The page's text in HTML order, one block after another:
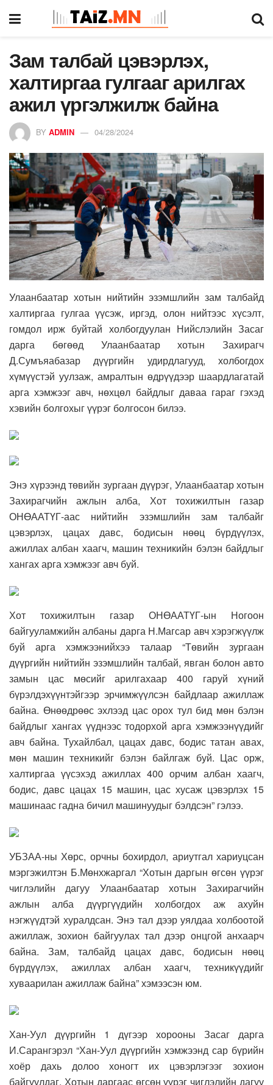
Зам талбай цэвэрлэх,
халтиргаа гулгааг арилгах
ажил үргэлжилж байна
BY ADMIN 04/28/2024
Улаанбаатар хотын нийтийн эзэмшлийн зам талбайд
халтиргаа гулгаа үүсэж, иргэд, олон нийтээс хүсэлт,
гомдол ирж буйтай холбогдуулан Нийслэлийн Засаг
дарга бөгөөд Улаанбаатар хотын Захирагч
Д.Сумъяабазар дүүргийн удирдлагууд, холбогдох
хүмүүстэй уулзаж, амралтын өдрүүдээр шаардлагатай
арга хэмжээг авч, нөхцөл байдлыг даваа гараг гэхэд
хэвийн болгохыг үүрэг болгосон билээ.
Энэ хүрээнд төвийн зургаан дүүрэг, Улаанбаатар хотын
Захирагчийн ажлын алба, Хот тохижилтын газар
ОНӨААТҮГ-аас нийтийн эзэмшлийн зам талбайг
цэвэрлэх, цацах давс, бодисын нөөц бүрдүүлэх,
ажиллах албан хаагч, машин техникийн бэлэн байдлыг
хангах арга хэмжээг авч буй.
Хот тохижилтын газар ОНӨААТҮГ-ын Ногоон
байгууламжийн албаны дарга Н.Магсар авч хэрэгжүүлж
буй арга хэмжээнийхээ талаар “Төвийн зургаан
дүүргийн нийтийн эзэмшлийн талбай, явган болон авто
замын цас мөсийг арилгахаар 400 гаруй хүний
бүрэлдэхүүнтэйгээр эрчимжүүлсэн байдлаар ажиллаж
байна. Өнөөдрөөс эхлээд цас орох тул бид мөн бэлэн
байдлыг хангах үүднээс тодорхой арга хэмжээнүүдийг
авч байна. Тухайлбал, цацах давс, бодис татан авах,
мөн машин техникийг бэлэн байлгаж буй. Цас орж,
халтиргаа үүсэхэд ажиллах 400 орчим албан хаагч,
бодис, давс цацах 15 машин, цас хусаж цэвэрлэх 15
машинаас гадна бичил машинуудыг бэлдсэн” гэлээ.
УБЗАА-ны Хөрс, орчны бохирдол, ариутгал хариуцсан
мэргэжилтэн Б.Мөнхжаргал “Хотын даргын өгсөн үүрэг
чиглэлийн дагуу Улаанбаатар хотын Захирагчийн
ажлын алба дүүргүүдийн холбогдох аж ахуйн
нэгжүүдтэй хуралдсан. Энэ тал дээр уялдаа холбоотой
ажиллаж, зохион байгуулах тал дээр онцгой анхаарч
байна. Зам, талбайд цацах давс, бодисын нөөц
бүрдүүлэх, ажиллах албан хаагч, техникүүдийг
хуваарилан ажиллаж байна” хэмээсэн юм.
Хан-Уул дүүргийн 1 дүгээр хорооны Засаг дарга
И.Сарангэрэл “Хан-Уул дүүргийн хэмжээнд сар бүрийн
хоёр дахь долоо хоногт их цэвэрлэгээг зохион
байгуулдаг. Хотын даргаас өгсөн үүрэг чиглэлийн дагуу